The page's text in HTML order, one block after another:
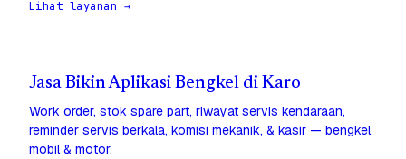
Lihat layanan →
Jasa Bikin Aplikasi Bengkel di Karo
Work order, stok spare part, riwayat servis kendaraan,
reminder servis berkala, komisi mekanik, & kasir — bengkel
mobil & motor.